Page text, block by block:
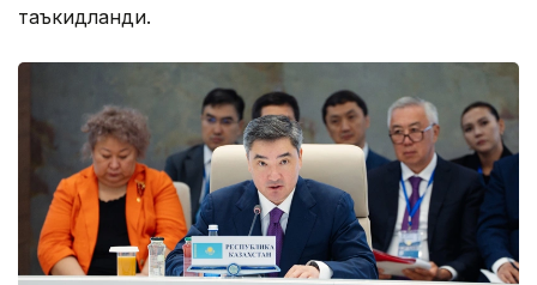
таъкидланди.